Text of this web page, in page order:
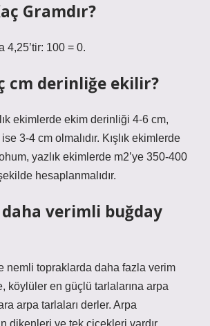
Gramdır?
4,25’tir: 100 = 0.
cm derinliğe ekilir?
ekimlerde ekim derinliği 4-6 cm,
3-4 cm olmalıdır. Kışlık ekimlerde
yazlık ekimlerde m2’ye 350-400
hesaplanmalıdır.
daha verimli buğday
nemli topraklarda daha fazla verim
köylüler en güçlü tarlalarına arpa
arpa tarlaları derler. Arpa
dikenleri ve tek çiçekleri vardır.